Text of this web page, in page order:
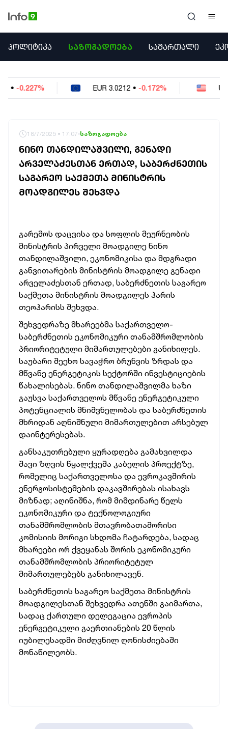
ᲞᲝᲚᲘᲢᲘᲙᲐ
ᲔᲙᲝᲜᲝᲛᲘᲙᲐ
ᲣᲪᲮᲝᲔᲗᲘ
ᲐᲛᲘᲜᲓᲘ
ᲡᲐᲛᲮᲔᲓᲠᲝ
ᲠᲔᲒᲘᲝᲜᲘ
ᲘᲜᲢᲔᲠᲕᲘᲣ
ᲞᲝᲚᲘᲢᲘᲙᲐ ᲡᲐᲖᲝᲒᲐᲓᲝᲔᲑᲐ ᲡᲐᲛᲐᲠᲗᲐᲚᲘ
EUR 3.0212 -0.172% USD 2.621 -0.05%
18/7/2025 • 17:07 საზოგადოება
ᲜᲘᲜᲝ ᲗᲐᲜᲓᲘᲚᲐᲨᲕᲘᲚᲘ, ᲒᲔᲜᲐᲓᲘ
ᲐᲠᲕᲔᲚᲐᲫᲔᲡᲗᲐᲜ ᲔᲠᲗᲐᲓ, ᲡᲐᲑᲔᲠᲫᲜᲔᲗᲘᲡ
ᲡᲐᲒᲐᲠᲔᲝ ᲡᲐᲥᲛᲔᲗᲐ ᲛᲘᲜᲘᲡᲢᲠᲘᲡ
ᲛᲝᲐᲓᲒᲘᲚᲔᲡ ᲨᲔᲮᲕᲓᲐ
გარემოს დაცვისა და სოფლის მეურნეობის
მინისტრის პირველი მოადგილე ნინო
თანდილაშვილი, ეკონომიკისა და მდგრადი
განვითარების მინისტრის მოადგილე გენადი
არველაძესთან ერთად, საბერძნეთის საგარეო
საქმეთა მინისტრის მოადგილეს ჰარის
თეოჰარისს შეხვდა.
შეხვედრაზე მხარეებმა საქართველო-
საბერძნეთის ეკონომიკური თანამშრომლობის
პრიორიტეტული მიმართულებები განიხილეს.
საუბარი შეეხო სავაჭრო ბრუნვის ზრდას და
მწვანე ენერგეტიკის სექტორში ინვესტიციების
წახალისებას. ნინო თანდილაშვილმა ხაზი
გაუსვა საქართველოს მწვანე ენერგეტიკული
პოტენციალის მნიშვნელობას და საბერძნეთის
მხრიდან აღნიშნული მიმართულებით არსებულ
დაინტერესებას.
განსაკუთრებული ყურადღება გამახვილდა
შავი ზღვის წყალქვეშა კაბელის პროექტზე,
რომელიც საქართველოსა და ევროკავშირის
ენერგოსისტემების დაკავშირებას ისახავს
მიზნად; აღინიშნა, რომ მიმდინარე წელს
ეკონომიკური და ტექნოლოგიური
თანამშრომლობის მთავრობათაშორისი
კომისიის მორიგი სხდომა ჩატარდება, სადაც
მხარეები ორ ქვეყანას შორის ეკონომიკური
თანამშრომლობის პრიორიტეტულ
მიმართულებებს განიხილავენ.
საბერძნეთის საგარეო საქმეთა მინისტრის
მოადგილესთან შეხვედრა ათენში გაიმართა,
სადაც ქართული დელეგაცია ევროპის
ენერგეტიკული გაერთიანების 20 წლის
იუბილესადმი მიძღვნილ ღონისძიებაში
მონაწილეობს.